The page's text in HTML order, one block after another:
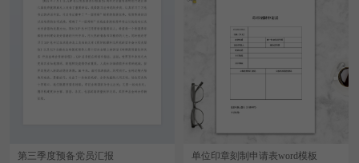
第三季度预备党员汇报 单位印章刻制申请表word模板